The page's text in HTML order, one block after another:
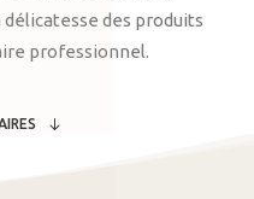
des produits
professionnel.